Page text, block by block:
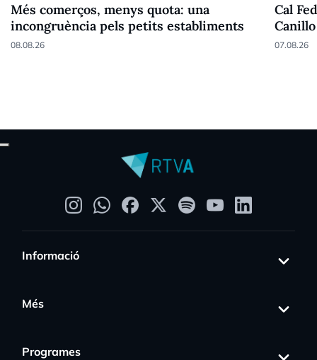
Més comerços, menys quota: una
incongruència pels petits establiments
08.08.26
Cal
Canillo
07.08.26
Informació
Més
Programes